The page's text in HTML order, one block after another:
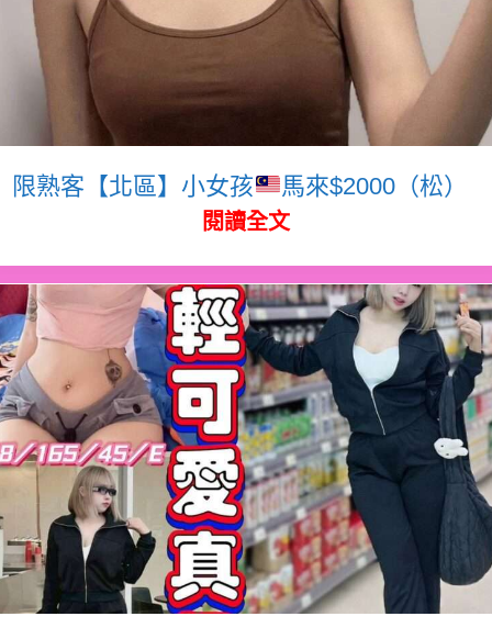
限熟客【北區】小女孩 馬來$2000（松）
閱讀全文